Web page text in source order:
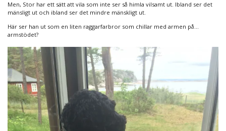
Men, Stor har ett sätt att vila som inte ser så himla vilsamt ut. Ibland ser det
mänsligt ut och ibland ser det mindre mänskligt ut.
Här ser han ut som en liten raggarfarbror som chillar med armen på…
armstödet?